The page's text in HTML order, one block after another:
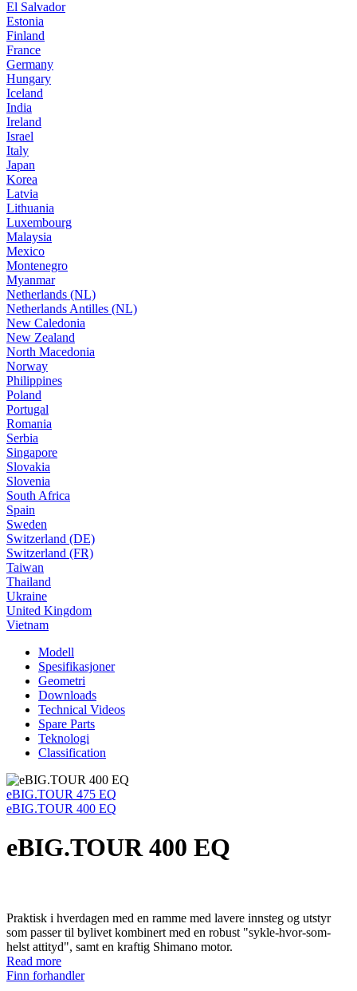
El Salvador
Estonia
Finland
France
Germany
Hungary
Iceland
India
Ireland
Israel
Italy
Japan
Korea
Latvia
Lithuania
Luxembourg
Malaysia
Mexico
Montenegro
Myanmar
Netherlands (NL)
Netherlands Antilles (NL)
New Caledonia
New Zealand
North Macedonia
Norway
Philippines
Poland
Portugal
Romania
Serbia
Singapore
Slovakia
Slovenia
South Africa
Spain
Sweden
Switzerland (DE)
Switzerland (FR)
Taiwan
Thailand
Ukraine
United Kingdom
Vietnam
Modell
Spesifikasjoner
Geometri
Downloads
Technical Videos
Spare Parts
Teknologi
Classification
eBIG.TOUR 475 EQ
eBIG.TOUR 400 EQ
eBIG.TOUR 400 EQ
Praktisk i hverdagen med en ramme med lavere innsteg og utstyr
som passer til bylivet kombinert med en robust "sykle-hvor-som-
helst attityd", samt en kraftig Shimano motor.
Read more
Finn forhandler